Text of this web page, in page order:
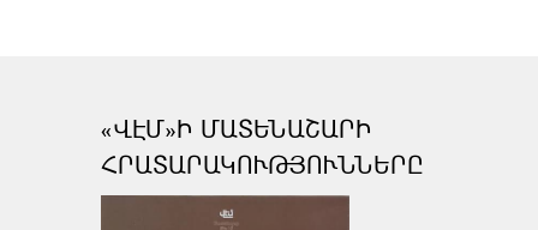
«ՎԷՄ»Ի ՄԱՏԵՆԱՇԱՐԻ
ՀՐԱՏԱՐԱԿՈՒԹՅՈՒՆՆԵՐԸ